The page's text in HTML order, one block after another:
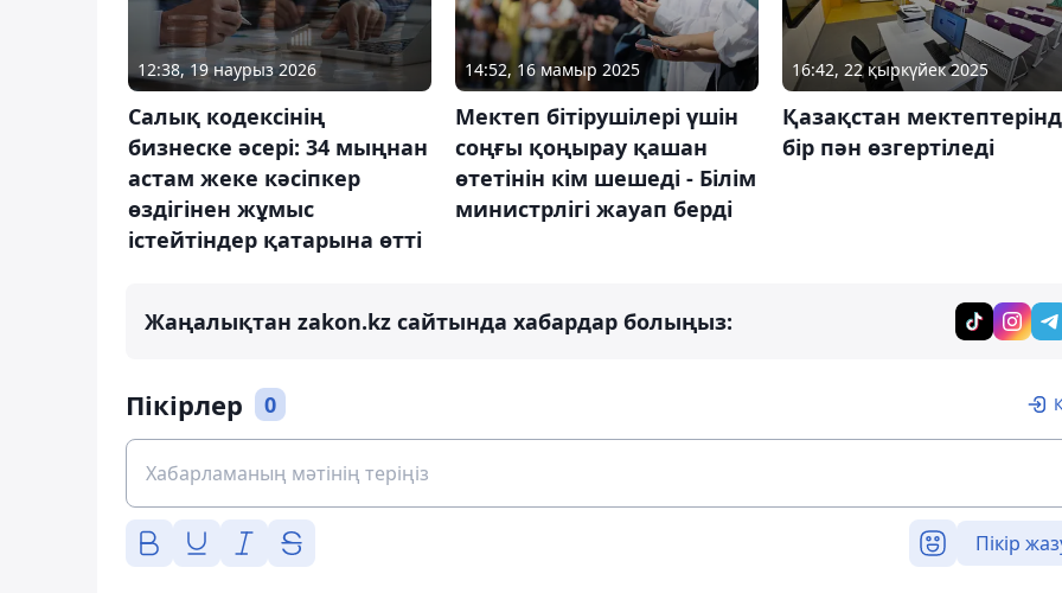
12:38, 19 наурыз 2026
Салық кодексінің
бизнеске әсері: 34 мыңнан
астам жеке кәсіпкер
өздігінен жұмыс
істейтіндер қатарына өтті
14:52, 16 мамыр 2025
Мектеп бітірушілері үшін
соңғы қоңырау қашан
өтетінін кім шешеді - Білім
министрлігі жауап берді
16:42, 22 қыркүйек 2025
Қазақстан
бір пән өзгертіледі
Жаңалықтан zakon.kz сайтында хабардар болыңыз:
Пікірлер 0
Пікір